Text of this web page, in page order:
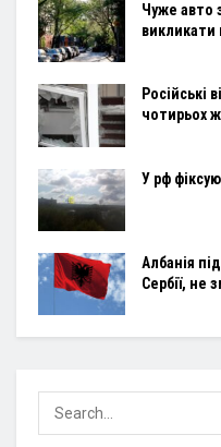
Чуже авто
викликати
Російські
чотирьох
У рф
Албанія
Сербії, не